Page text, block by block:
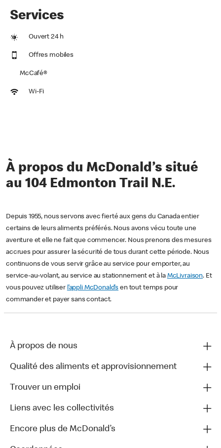
Services
Ouvert 24 h
Offres mobiles
McCafé®
Wi-Fi
À propos du McDonald’s situé
au 104 Edmonton Trail N.E.
Depuis 1955, nous servons avec fierté aux gens du Canada entier
certains de leurs aliments préférés. Nous avons vécu toute une
aventure et elle ne fait que commencer. Nous prenons des mesures
accrues pour assurer la sécurité de tous durant cette période. Nous
continuons de vous servir grâce au service pour emporter, au
service-au-volant, au service au stationnement et à la McLivraison. Et
vous pouvez utiliser l’appli McDonald’s en tout temps pour
commander et payer sans contact.
À propos de nous
Qualité des aliments et approvisionnement
Trouver un emploi
Liens avec les collectivités
Encore plus de McDonald’s